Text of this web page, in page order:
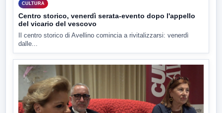
CULTURA
Centro storico, venerdì serata-evento dopo l'appello
del vicario del vescovo
Il centro storico di Avellino comincia a rivitalizzarsi: venerdì
dalle...